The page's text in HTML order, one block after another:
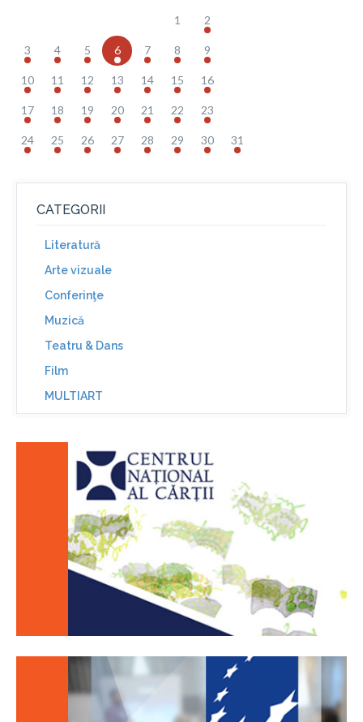
1 2
3 4 5 6 7 8 9
10 11 12 13 14 15 16
17 18 19 20 21 22 23
24 25 26 27 28 29 30 31
CATEGORII
Literatură
Arte vizuale
Conferinţe
Muzică
Teatru & Dans
Film
MULTIART